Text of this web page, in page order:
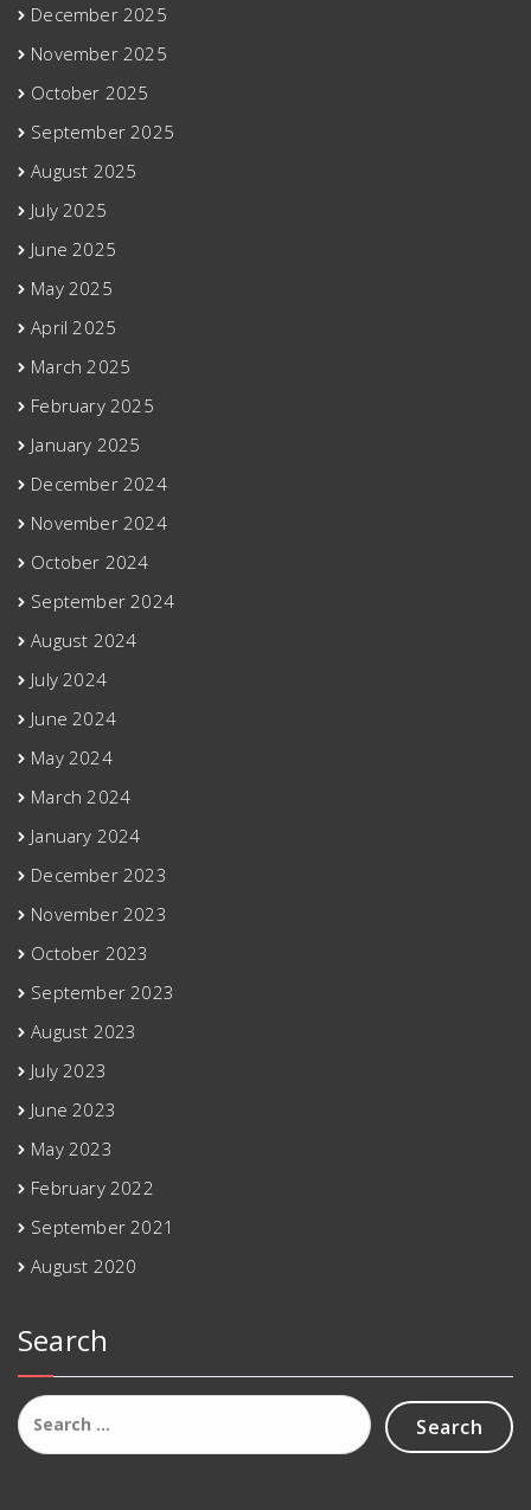
December 2025
November 2025
October 2025
September 2025
August 2025
July 2025
June 2025
May 2025
April 2025
March 2025
February 2025
January 2025
December 2024
November 2024
October 2024
September 2024
August 2024
July 2024
June 2024
May 2024
March 2024
January 2024
December 2023
November 2023
October 2023
September 2023
August 2023
July 2023
June 2023
May 2023
February 2022
September 2021
August 2020
Search
Search
for: